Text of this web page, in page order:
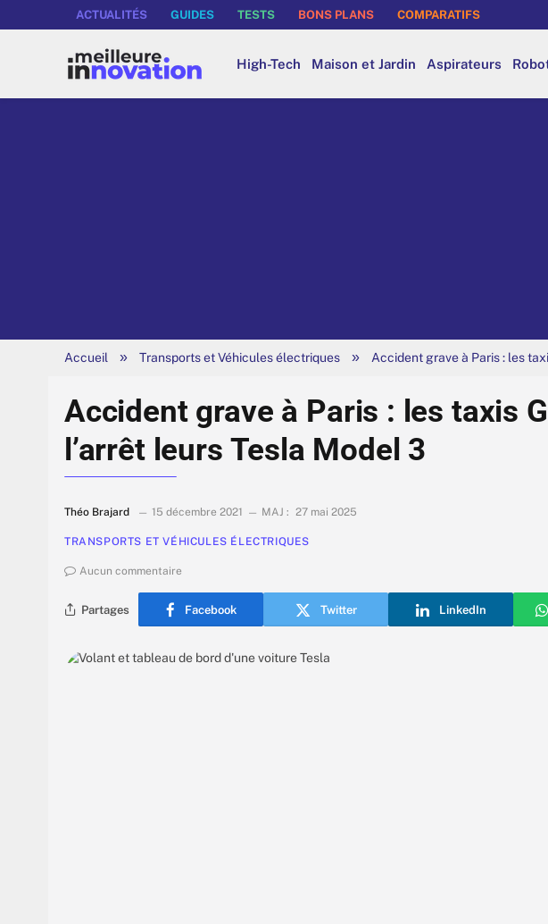
ACTUALITÉS GUIDES TESTS BONS PLANS COMPARATIFS
High-Tech Maison et Jardin Aspirateurs
Accueil » Transports et Véhicules électriques » Accident grave à Paris : les
Accident grave à Paris : les taxis
l’arrêt leurs Tesla Model 3
Théo Brajard 15 décembre 2021 MAJ : 27 mai 2025
TRANSPORTS ET VÉHICULES ÉLECTRIQUES
Aucun commentaire
Partages Facebook Twitter LinkedIn